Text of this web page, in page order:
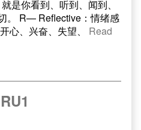
是你看到、听到、闻到、
。 R— Reflective：情绪感
心、兴奋、失望、 Read